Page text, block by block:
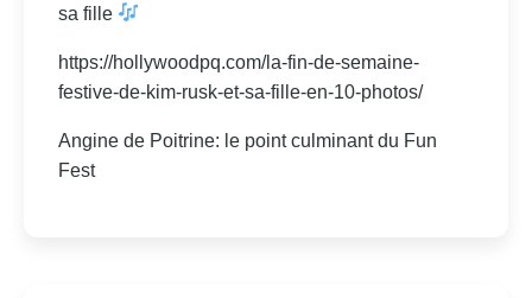
sa fille
https://hollywoodpq.com/la-fin-de-semaine-
festive-de-kim-rusk-et-sa-fille-en-10-photos/
Angine de Poitrine: le point culminant du Fun
Fest